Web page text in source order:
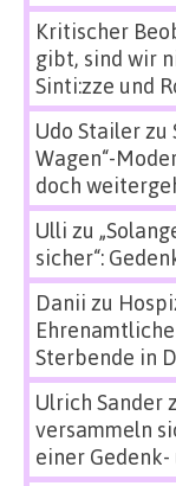
Kritischer
gibt, sind wir
Sinti:zze und
Udo Stailerzu
Wagen“-
doch
Ulli zu
sicher“:
Danii zu
Sterbende in
Ulrich Sander
versammeln
einer